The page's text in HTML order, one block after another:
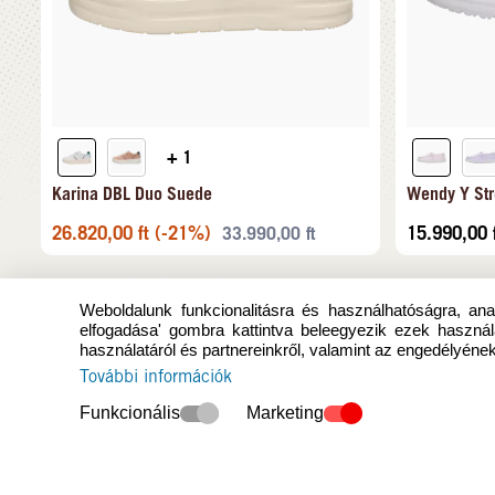
+ 1
Karina DBL Duo Suede
26.820,00 ft (-21%) 33.990,00 ft
Wendy Y
15.990,00
Weboldalunk funkcionalitásra és használhatóságra,
elfogadása' gombra kattintva beleegyezik ezek
használatáról és partnereinkről, valamint az
További információk
Funkcionális Marketing